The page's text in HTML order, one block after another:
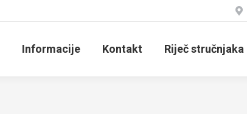
Informacije Kontakt Riječ stručnjaka